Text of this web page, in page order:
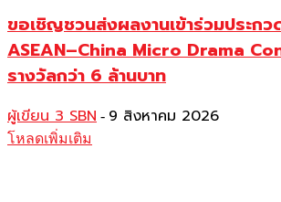
ขอเชิญชวนส่งผลงานเข้าร่วมประก
ASEAN–China Micro Drama
รางวัลกว่า 6 ล้านบาท
ผู้เขียน 3 SBN - 9 สิงหาคม 2026
โหลดเพิ่มเติม